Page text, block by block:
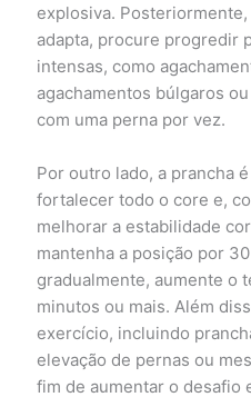
explosiva.
adapta, procure progredir
intensas, como
agachamentos búlgaros
com uma perna por vez.
Por outro lado, a prancha
fortalecer todo o core e,
melhorar a estabilidade
mantenha a posição por
gradualmente, aumente o
minutos ou mais. Além
exercício, incluindo
elevação de pernas ou
fim de aumentar o desafio